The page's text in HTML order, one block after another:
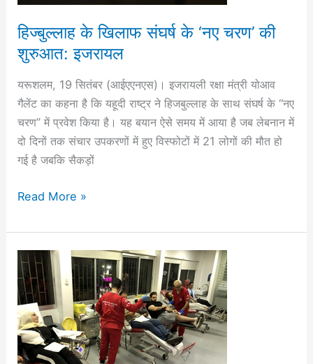
हिज्बुल्लाह के खिलाफ संघर्ष के ‘नए चरण’ की
शुरुआत: इजरायल
यरूशलम, 19 सितंबर (आईएएनएस)। इजरायली रक्षा मंत्री योआव
गैलेंट का कहना है कि यहूदी राष्ट्र ने हिजबुल्लाह के साथ संघर्ष के “नए
चरण” में प्रवेश किया है। यह बयान ऐसे समय में आया है जब लेबनान में
दो दिनों तक संचार उपकरणों में हुए विस्फोटों में 21 लोगों की मौत हो
गई है जबकि सैकड़ों
शुरुआत:
इजरायल
Read More »
संयुक्त
राष्ट्र
महासचिव
लेबनान
और
सीरिया